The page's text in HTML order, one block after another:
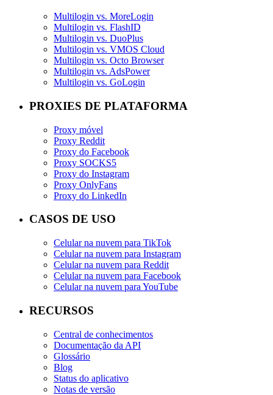
Multilogin vs. MoreLogin
Multilogin vs. FlashID
Multilogin vs. DuoPlus
Multilogin vs. VMOS Cloud
Multilogin vs. Octo Browser
Multilogin vs. AdsPower
Multilogin vs. GoLogin
PROXIES DE PLATAFORMA
Proxy móvel
Proxy Reddit
Proxy do Facebook
Proxy SOCKS5
Proxy do Instagram
Proxy OnlyFans
Proxy do LinkedIn
CASOS DE USO
Celular na nuvem para TikTok
Celular na nuvem para Instagram
Celular na nuvem para Reddit
Celular na nuvem para Facebook
Celular na nuvem para YouTube
RECURSOS
Central de conhecimentos
Documentação da API
Glossário
Blog
Status do aplicativo
Notas de versão